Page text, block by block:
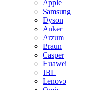
Apple
Samsung
Dyson
Anker
Arzum
Braun
Casper
Huawei
JBL
Lenovo